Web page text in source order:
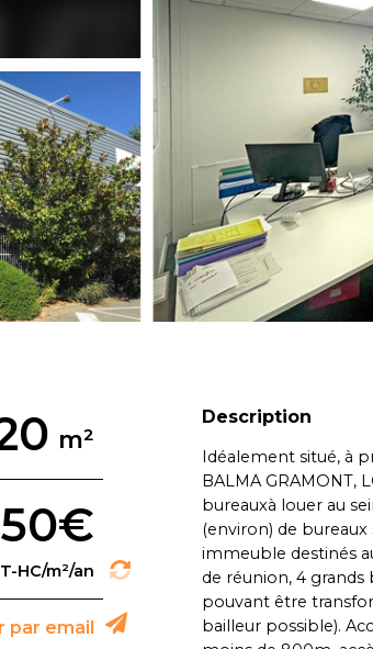
par email
Description
Idéalement situé, à
BALMA GRAMONT,
bureauxà louer au
(environ) de
immeuble destinés
de réunion, 4 grands
pouvant être
bailleur possible).